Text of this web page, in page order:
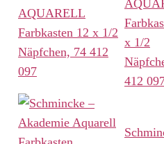
x 1/2
412